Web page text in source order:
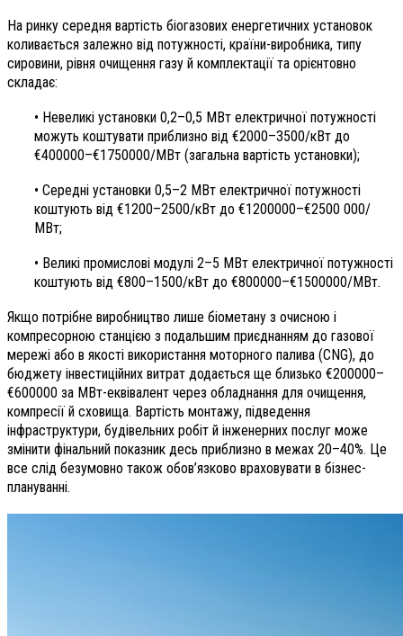
На ринку середня вартість біогазових енергетичних установок
коливається залежно від потужності, країни-виробника, типу
сировини, рівня очищення газу й комплектації та орієнтовно
складає:
• Невеликі установки 0,2–0,5 МВт електричної потужності
можуть коштувати приблизно від €2000–3500/кВт до
€400000–€1750000/МВт (загальна вартість установки);
• Середні установки 0,5–2 МВт електричної потужності
коштують від €1200–2500/кВт до €1200000–€2500 000/
МВт;
• Великі промислові модулі 2–5 МВт електричної потужності
коштують від €800–1500/кВт до €800000–€1500000/МВт.
Якщо потрібне виробництво лише біометану з очисною і
компресорною станцією з подальшим приєднанням до газової
мережі або в якості використання моторного палива (CNG), до
бюджету інвестиційних витрат додається ще близько €200000–
€600000 за МВт-еквівалент через обладнання для очищення,
компресії й сховища. Вартість монтажу, підведення
інфраструктури, будівельних робіт й інженерних послуг може
змінити фінальний показник десь приблизно в межах 20–40%. Це
все слід безумовно також обов’язково враховувати в бізнес-
плануванні.